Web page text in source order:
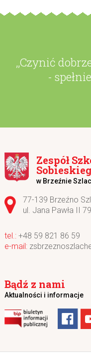
,,Czynić
-
Zespół
w Brzeźnie
Adres pocztowy:
77-139 Brzeźno
ul. Jana Pawła II 79
+48 59 821 86 59
Bądź z nami
Aktualności i informacje